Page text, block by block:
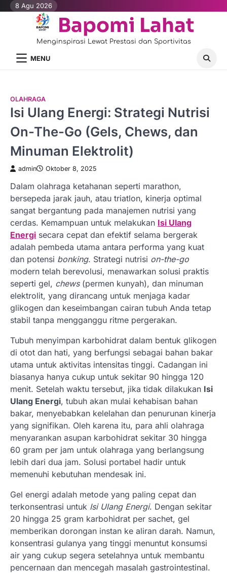
Skip8 Agu 2026
Bapomi Lahat
Menginspirasi Lewat Prestasi dan Sportivitas
MENU
OLAHRAGA
Isi Ulang Energi: Strategi Nutrisi
On-The-Go (Gels, Chews, dan
Minuman Elektrolit)
admin Oktober 8, 2025
Dalam olahraga ketahanan seperti marathon,
bersepeda jarak jauh, atau triatlon, kinerja optimal
sangat bergantung pada manajemen nutrisi yang
cerdas. Kemampuan untuk melakukan Isi Ulang
Energi secara cepat dan efektif selama bergerak
adalah pembeda utama antara performa yang kuat
dan potensi bonking. Strategi nutrisi on-the-go
modern telah berevolusi, menawarkan solusi praktis
seperti gel, chews(permen kunyah), dan minuman
elektrolit, yang dirancang untuk menjaga kadar
glikogen dan keseimbangan cairan tubuh Anda tetap
stabil tanpa mengganggu ritme pergerakan.
Tubuh menyimpan karbohidrat dalam bentuk glikogen
di otot dan hati, yang berfungsi sebagai bahan bakar
utama untuk aktivitas intensitas tinggi. Cadangan ini
biasanya hanya cukup untuk sekitar 90 hingga 120
menit. Setelah waktu tersebut, jika tidak dilakukan Isi
Ulang Energi, tubuh akan mulai kehabisan bahan
bakar, menyebabkan kelelahan dan penurunan kinerja
yang signifikan. Oleh karena itu, para ahli olahraga
menyarankan asupan karbohidrat sekitar 30 hingga
60 gram per jam untuk olahraga yang berlangsung
lebih dari dua jam. Solusi portabel hadir untuk
memenuhi kebutuhan mendesak ini.
Gel energi adalah metode yang paling cepat dan
terkonsentrasi untuk Isi Ulang Energi. Dengan sekitar
20 hingga 25 gram karbohidrat per sachet, gel
memberikan dorongan instan ke aliran darah. Namun,
konsentrasi gulanya yang tinggi menuntut konsumsi
air yang cukup segera setelahnya untuk membantu
pencernaan dan mencegah masalah gastrointestinal.